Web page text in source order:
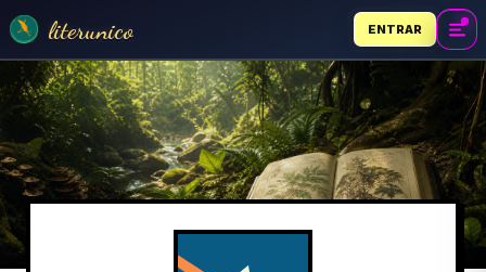
literunico ENTRAR